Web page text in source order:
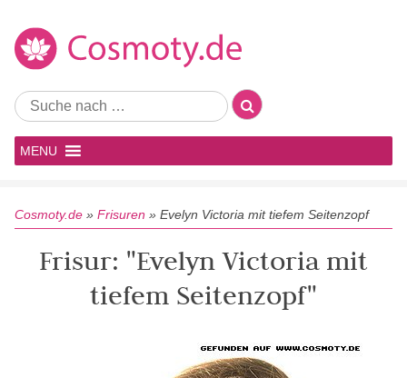
MENU
Cosmoty.de » Frisuren » Evelyn Victoria mit tiefem Seitenzopf
Frisur: "Evelyn Victoria mit
tiefem Seitenzopf"